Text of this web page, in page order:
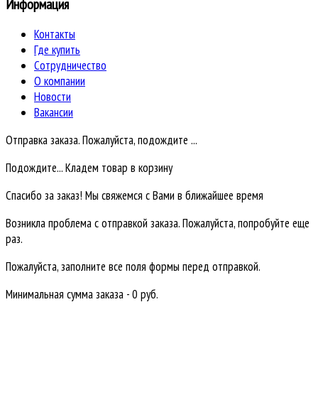
Информация
Контакты
Где купить
Сотрудничество
О компании
Новости
Вакансии
Отправка заказа. Пожалуйста, подождите ...
Подождите... Кладем товар в корзину
Спасибо за заказ! Мы свяжемся с Вами в ближайшее время
Возникла проблема с отправкой заказа. Пожалуйста, попробуйте еще
раз.
Пожалуйста, заполните все поля формы перед отправкой.
Минимальная сумма заказа - 0 руб.